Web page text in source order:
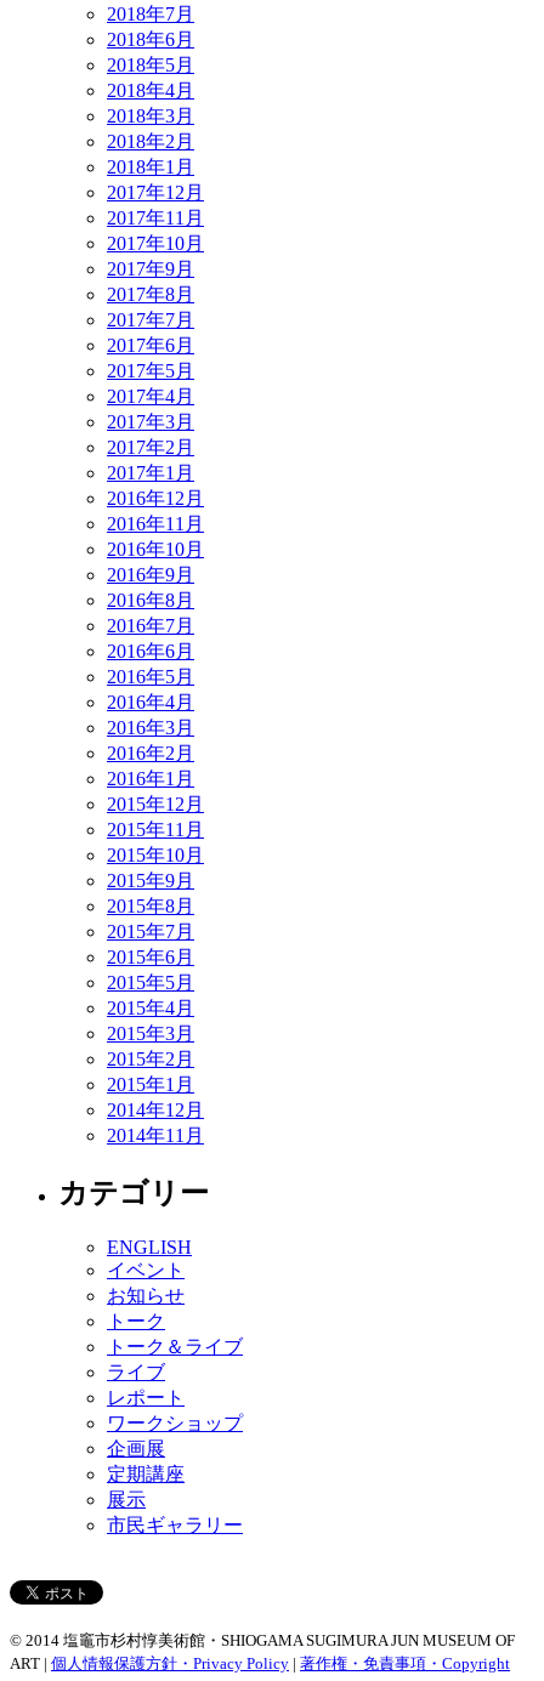
2018年7月
2018年6月
2018年5月
2018年4月
2018年3月
2018年2月
2018年1月
2017年12月
2017年11月
2017年10月
2017年9月
2017年8月
2017年7月
2017年6月
2017年5月
2017年4月
2017年3月
2017年2月
2017年1月
2016年12月
2016年11月
2016年10月
2016年9月
2016年8月
2016年7月
2016年6月
2016年5月
2016年4月
2016年3月
2016年2月
2016年1月
2015年12月
2015年11月
2015年10月
2015年9月
2015年8月
2015年7月
2015年6月
2015年5月
2015年4月
2015年3月
2015年2月
2015年1月
2014年12月
2014年11月
カテゴリー
ENGLISH
イベント
お知らせ
トーク
トーク＆ライブ
ライブ
レポート
ワークショップ
企画展
定期講座
展示
市民ギャラリー
© 2014 塩竈市杉村惇美術館・SHIOGAMA SUGIMURA JUN MUSEUM OF
ART | 個人情報保護方針・Privacy Policy | 著作権・免責事項・Copyright